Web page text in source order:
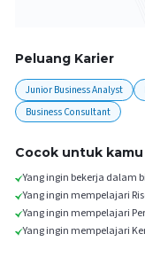
Peluang Karier
Junior Business Analyst
Business Consultant
Cocok untuk kamu
Yang ingin bekerja dalam
Yang ingin mempelajari
Yang ingin mempelajari
Yang ingin mempelajari